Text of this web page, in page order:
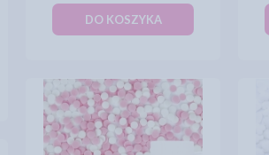
DO KOSZYKA